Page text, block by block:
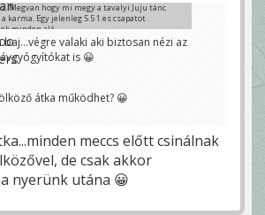
Megvan hogy mi megy a tavalyi Juju tánc
a karma. Egy jelenleg 5 5 1 es csapatot
minden alá
baj...végre valaki aki biztosan nézi az
is 😀
átka működhet? 😀
meccs előtt csinálnak
de csak akkor
nyerünk utána 😀